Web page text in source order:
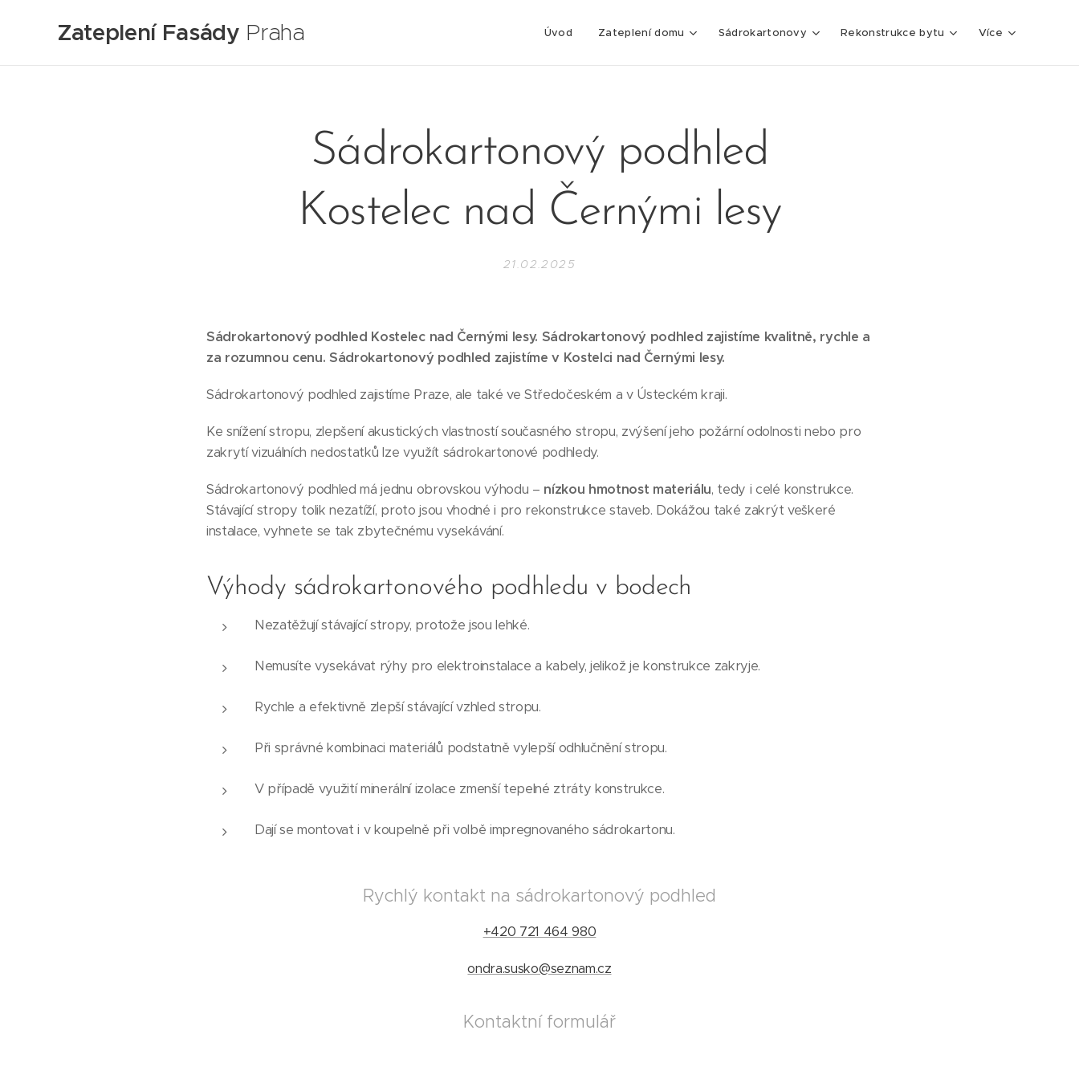
Zateplení Fasády Praha Úvod Zateplení domu Sádrokartonovy Rekonstrukce bytu Více
Sádrokartonový podhled
Kostelec nad Černými lesy
21.02.2025
Sádrokartonový podhled Kostelec nad Černými lesy. Sádrokartonový podhled zajistíme kvalitně, rychle a
za rozumnou cenu. Sádrokartonový podhled zajistíme v Kostelci nad Černými lesy.
Sádrokartonový podhled zajistíme Praze, ale také ve Středočeském a v Ústeckém kraji.
Ke snížení stropu, zlepšení akustických vlastností současného stropu, zvýšení jeho požární odolnosti nebo pro
zakrytí vizuálních nedostatků lze využít sádrokartonové podhledy.
Sádrokartonový podhled má jednu obrovskou výhodu – nízkou hmotnost materiálu, tedy i celé konstrukce.
Stávající stropy tolik nezatíží, proto jsou vhodné i pro rekonstrukce staveb. Dokážou také zakrýt veškeré
instalace, vyhnete se tak zbytečnému vysekávání.
Výhody sádrokartonového podhledu v bodech
Nezatěžují stávající stropy, protože jsou lehké.
Nemusíte vysekávat rýhy pro elektroinstalace a kabely, jelikož je konstrukce zakryje.
Rychle a efektivně zlepší stávající vzhled stropu.
Při správné kombinaci materiálů podstatně vylepší odhlučnění stropu.
V případě využití minerální izolace zmenší tepelné ztráty konstrukce.
Dají se montovat i v koupelně při volbě impregnovaného sádrokartonu.
Rychlý kontakt na sádrokartonový podhled
+420 721 464 980
ondra.susko@seznam.cz
Kontaktní formulář